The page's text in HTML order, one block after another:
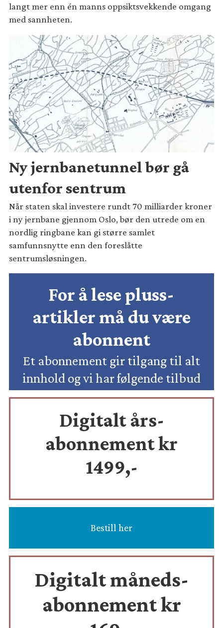
langt mer enn én manns oppsiktsvekkende omgang
med sannheten.
Ny jernbanetunnel bør gå
utenfor sentrum
Når staten skal investere rundt 70 milliarder kroner
i ny jernbane gjennom Oslo, bør den utrede om en
nordlig ringbane kan gi større samlet
samfunnsnytte enn den foreslåtte
sentrumsløsningen.
For å lese pluss-
artikler må du være
abonnent
Et abonnement gir tilgang til alt
innhold og vi har følgende tilbud
Digitalt års-
abonnement kr
1499,-
Bestill her
Digitalt måneds-
abonnement kr